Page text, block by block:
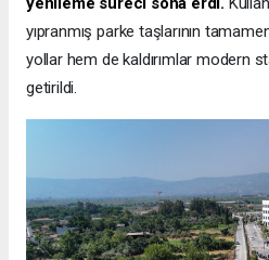
yıpranmış parke taşlarının
yollar hem de kaldırımlar modern
getirildi.